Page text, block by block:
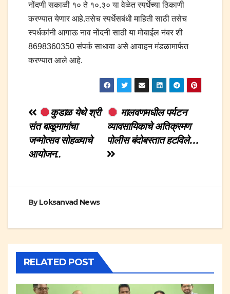
नोंदणी सकाळी १० ते १०.३० या वेळेत स्पर्धेच्या ठिकाणी
करण्यात येणार आहे.तसेच स्पर्धेसबंधी माहिती साठी तसेच
स्पर्धकांनी आगाऊ नाव नोंदनी साठी या मोबाईल नंबर शी
8698360350 संपर्क साधावा असे आवाहन मंडळामार्फत
करण्यात आले आहे.
Post
navigation
मालवणमधील पर्यटन
व्यावसायिकाचे अतिक्रमण
पोलीस बंदोबस्तात हटविले…
कुडाळ येथे श्री
संत बाळूमामांचा
जन्मोत्सव सोहळ्याचे
आयोजन..
ByLoksanvad News
RELATED POST